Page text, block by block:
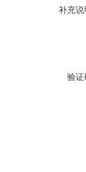
补充说
验证